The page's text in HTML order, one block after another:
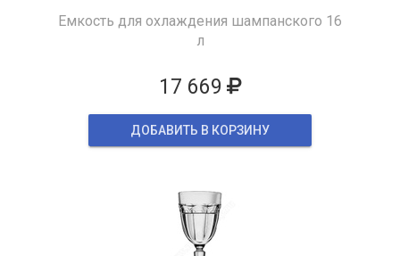
Емкость для охлаждения шампанского 16
л
17 669
ДОБАВИТЬ В КОРЗИНУ